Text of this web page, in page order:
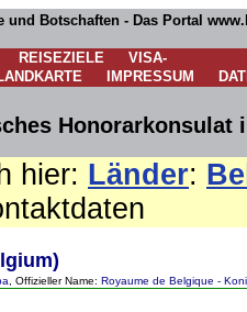
und Botschaften - Das Portal
REISEZIELE
VISA-
IMPRESSUM
Honorarkonsulat
hier: Länder:
, Offizieller Name: Royaume de Belgique -